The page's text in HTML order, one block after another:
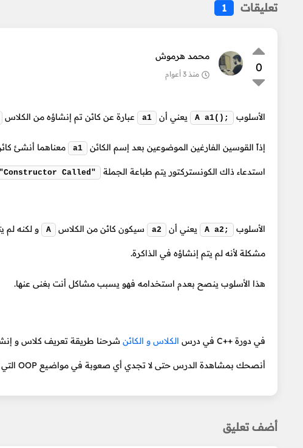
تعليقات 1
0
محمد هرموش
منذ 3 أعوام
الأسلوب A a1(); يعني أن a1 عبارة عن كائن تم إنشاؤه من الكلاس
إذاً القوسين الفارغين الموضوعين بعد إسم الكائن a1 معناهما أنشئ
استدعاء ذاك الكونستركتور يتم طباعة الجملة "Constructor Called"
الأسلوب A a2; يعني أن a2 سيكون كائن من الكلاس A و لكنه لم
مشكلة لأنه لم يتم إنشاؤه في الذاكرة.
هذا الأسلوب ينصح بعدم استخدامه فهو يسبب مشاكل أنت بغنى عنها.
في دورة ++C في درس الكلاس و الكائن شرحنا طريقة تعريف كلاس و
أنصحك بمشاهدة الدرس حتى لا تجدي أي صعوبة في مواضيع OOP التي تتعلميها.
أضف تعليق